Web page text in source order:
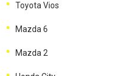
Toyota Vios
Mazda 6
Mazda 2